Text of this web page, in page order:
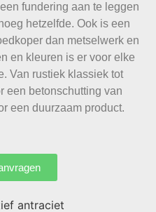
fundering aan te leggen
hetzelfde. Ook is een
dan metselwerk en
en kleuren is er voor elke
Van rustiek klassiek tot
een betonschutting van
een duurzaam product.